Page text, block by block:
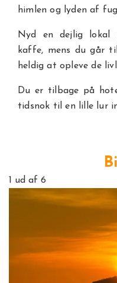
himlen og lyden af
Nyd en dejlig lokal
kaffe, mens du går
heldig at opleve de
Du er tilbage på
tidsnok til en lille lur
1 ud af 6